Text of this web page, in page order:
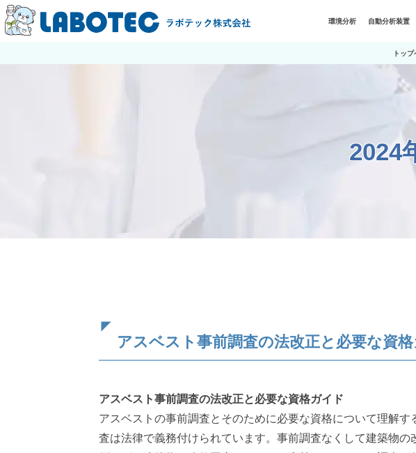
環境分析 自動分析装置
トッ
2024
アスベスト事前調査の法改正と必要な資
アスベスト事前調査の法改正と必要な資格ガイド
アスベストの事前調査とそのために必要な資格について理解
査は法律で義務付けられています。事前調査なくして建築物